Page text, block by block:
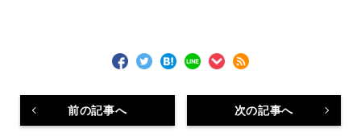
前の記事へ 次の記事へ